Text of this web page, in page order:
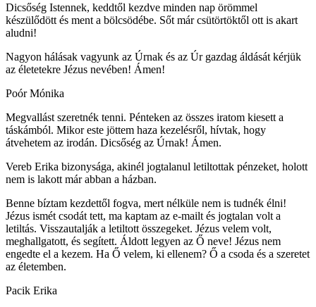
Dicsőség Istennek, keddtől kezdve minden nap örömmel
készülődött és ment a bölcsödébe. Sőt már csütörtöktől ott is akart
aludni!
Nagyon hálásak vagyunk az Úrnak és az Úr gazdag áldását kérjük
az életetekre Jézus nevében! Ámen!
Poór Mónika
Megvallást szeretnék tenni. Pénteken az összes iratom kiesett a
táskámból. Mikor este jöttem haza kezelésről, hívtak, hogy
átvehetem az irodán. Dicsőség az Úrnak! Ámen.
Vereb Erika bizonysága, akinél jogtalanul letiltottak pénzeket, holott
nem is lakott már abban a házban.
Benne bíztam kezdettől fogva, mert nélküle nem is tudnék élni!
Jézus ismét csodát tett, ma kaptam az e-mailt és jogtalan volt a
letiltás. Visszautalják a letiltott összegeket. Jézus velem volt,
meghallgatott, és segített. Áldott legyen az Ő neve! Jézus nem
engedte el a kezem. Ha Ő velem, ki ellenem? Ő a csoda és a szeretet
az életemben.
Pacik Erika